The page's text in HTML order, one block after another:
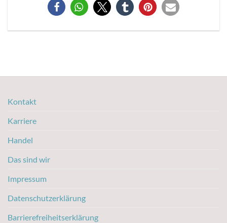
Kontakt
Karriere
Handel
Das sind wir
Impressum
Datenschutzerklärung
Barrierefreiheitserklärung